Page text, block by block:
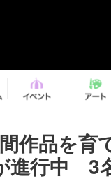
作品を
進行中 3